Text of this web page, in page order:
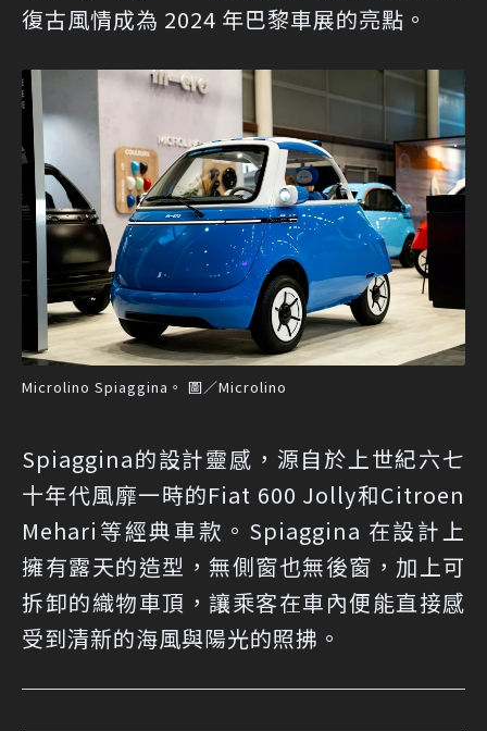
復古風情成為 2024 年巴黎車展的亮點。
Microlino Spiaggina。 圖／Microlino
Spiaggina的設計靈感，源自於上世紀六七
十年代風靡一時的Fiat 600 Jolly和Citroen
Mehari等經典車款。Spiaggina 在設計上
擁有露天的造型，無側窗也無後窗，加上可
拆卸的織物車頂，讓乘客在車內便能直接感
受到清新的海風與陽光的照拂。